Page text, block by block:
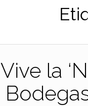
Vive la